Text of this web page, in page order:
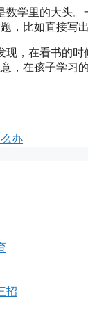
数学里的大头
，比如直接写
现，在看书的
，在孩子学习
办
招